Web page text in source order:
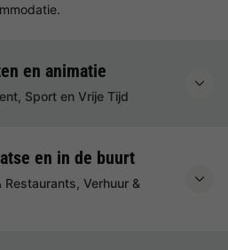
en animatie
Sport en Vrije Tijd
en in de buurt
Verhuur &